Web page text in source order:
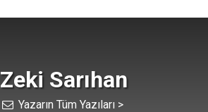
Zeki Sarıhan
Yazarın Tüm Yazıları >